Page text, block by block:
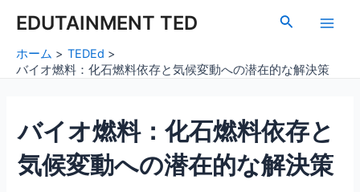
EDUTAINMENT TED
検
Main
ホーム
TEDEd
バイオ燃料：化石燃料依存と気候変動への潜在的な解決策
バイオ燃料：化石燃料依存と
気候変動への潜在的な解決策
navigation